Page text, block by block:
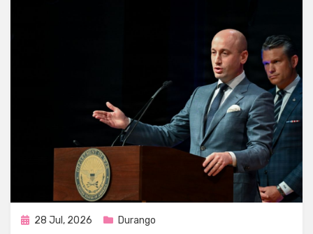
Publicada
28 Jul, 2026 Durango